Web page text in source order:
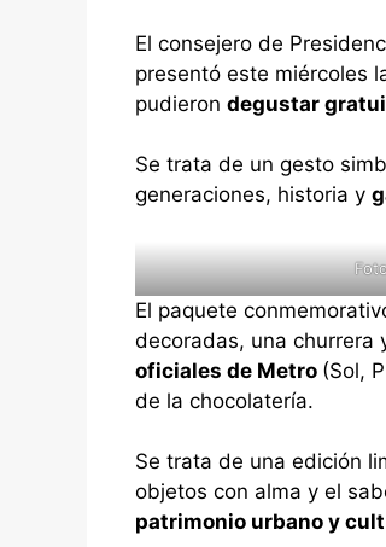
El consejero de
presentó este miércoles
pudieron degustar
Se trata de un gesto
generaciones, historia y
El paquete
decoradas, una churrera
oficiales de Metro (Sol,
de la chocolatería.
Se trata de una edición
objetos con alma y el
patrimonio urbano y